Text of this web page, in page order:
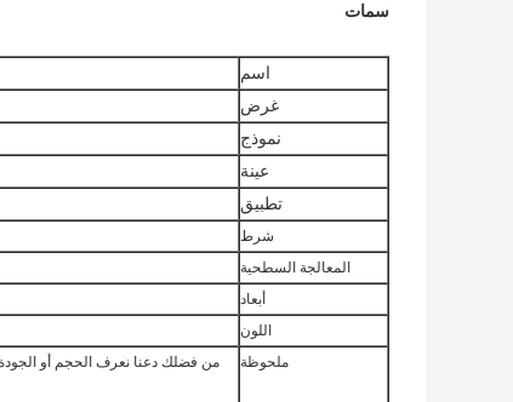
سمات
اسم
غرض
نموذج
عينة
تطبيق
شرط
المعالجة السطحية
أبعاد
اللون
ملحوظة
من فضلك دعنا نعرف الحجم أو الجودة